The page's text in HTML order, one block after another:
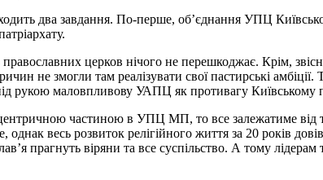
два завдання. По-перше, об’єднання УПЦ
церков нічого не перешкоджає. Крім,
не змогли там реалізувати свої пастирські
рукою маловпливову УАПЦ як противагу Київському
частиною в УПЦ МП, то все залежатиме від
весь розвиток релігійного життя за 20 років
прагнуть віряни та все суспільство. А тому